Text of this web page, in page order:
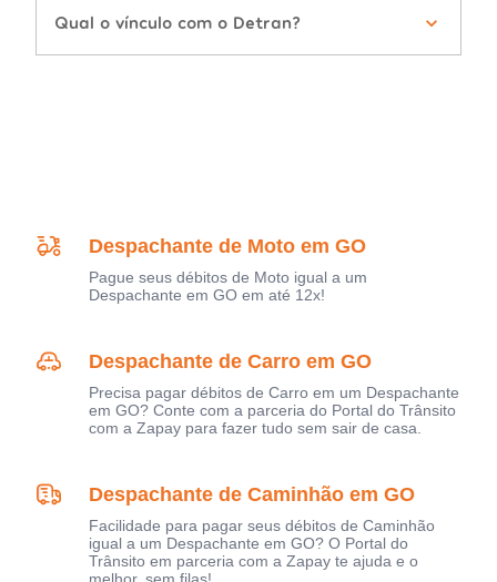
Qual o vínculo com o Detran?
Despachante de Moto em GO
Pague seus débitos de Moto igual a um
Despachante em GO em até 12x!
Despachante de Carro em GO
Precisa pagar débitos de Carro em um Despachante
em GO? Conte com a parceria do Portal do Trânsito
com a Zapay para fazer tudo sem sair de casa.
Despachante de Caminhão em GO
Facilidade para pagar seus débitos de Caminhão
igual a um Despachante em GO? O Portal do
Trânsito em parceria com a Zapay te ajuda e o